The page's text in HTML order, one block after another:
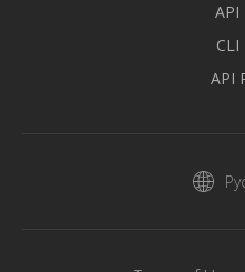
API
CLI
API